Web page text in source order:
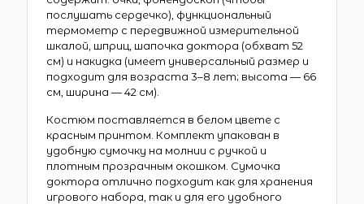
послушать сердечко), функциональный
термометр с передвижной измерительной
шкалой, шприц, шапочка доктора (обхват 52
см) и накидка (имеет универсальный размер и
подходит для возраста 3–8 лет; высота — 66
см, ширина — 42 см).
Костюм поставляется в белом цвете с
красным принтом. Комплект упакован в
удобную сумочку на молнии с ручкой и
плотным прозрачным окошком. Сумочка
доктора отлично подходит как для хранения
игрового набора, так и для его удобного